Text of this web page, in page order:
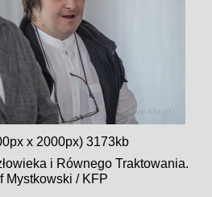
x 2000px) 3173kb
i Równego Traktowania.
Mystkowski / KFP